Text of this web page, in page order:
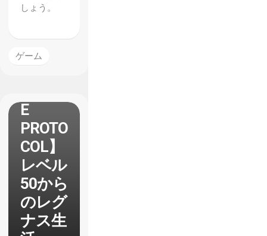
しょう。
ゲーム
E
PROTO
COL】
レベル
50から
のレグ
ナス生